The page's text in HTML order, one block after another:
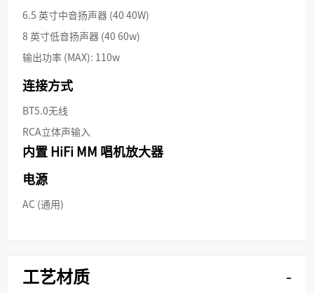
6.5 英寸中音扬声器 (40 40W)
8 英寸低音扬声器 (40 60w)
输出功率 (MAX): 110w
连接方式
BT5.0无线
RCA立体声输入
内置 HiFi MM 唱机放大器
电源
AC (通用)
工艺材质 -